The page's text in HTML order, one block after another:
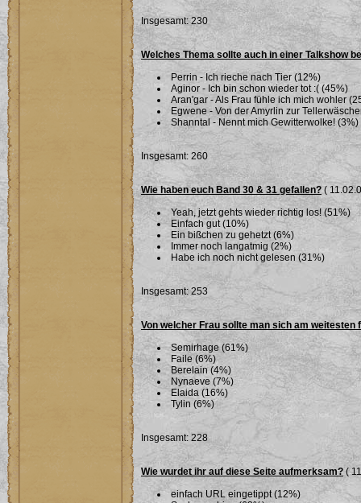
Insgesamt: 230
Welches Thema sollte auch in einer Talkshow
Perrin - Ich rieche nach Tier (12%)
Aginor - Ich bin schon wieder tot :( (45%)
Aran'gar - Als Frau fühle ich mich wohler
Egwene - Von der Amyrlin zur
Shanntal - Nennt mich Gewitterwolke! (3%)
Insgesamt: 260
Wie haben euch Band 30 & 31 gefallen? (
Yeah, jetzt gehts wieder richtig los! (51%)
Einfach gut (10%)
Ein bißchen zu gehetzt (6%)
Immer noch langatmig (2%)
Habe ich noch nicht gelesen (31%)
Insgesamt: 253
Von welcher Frau sollte man sich am weitesten
Semirhage (61%)
Faile (6%)
Berelain (4%)
Nynaeve (7%)
Elaida (16%)
Tylin (6%)
Insgesamt: 228
Wie wurdet ihr auf diese Seite aufmerksam? (
einfach URL eingetippt (12%)